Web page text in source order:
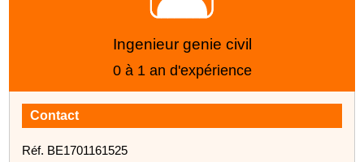
Ingenieur genie civil
0 à 1 an d'expérience
Contact
Réf. BE1701161525